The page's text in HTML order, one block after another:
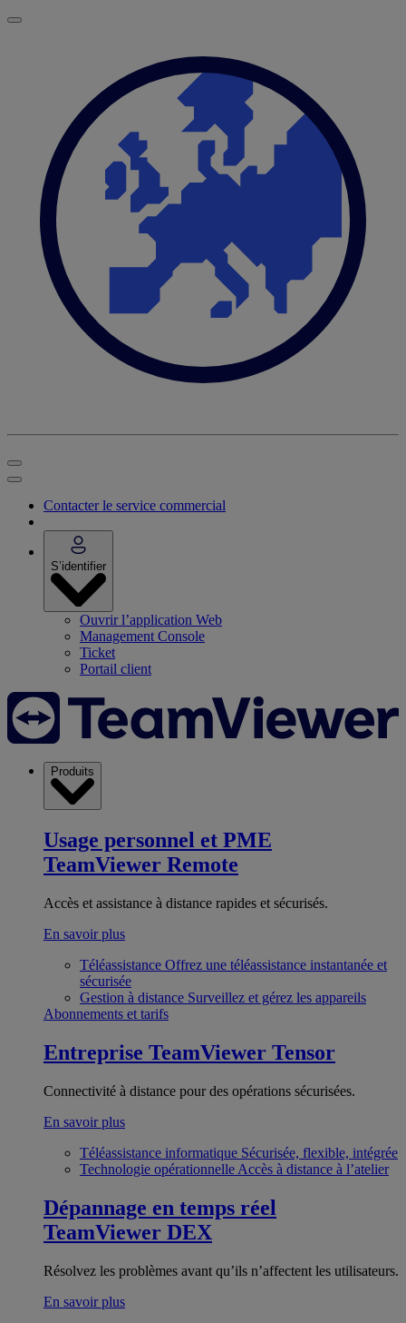
Contacter le service commercial
S’identifier
Ouvrir l’application Web
Management Console
Ticket
Portail client
Produits
Usage personnel et PME
TeamViewer Remote
Accès et assistance à distance rapides et sécurisés.
En savoir plus
Téléassistance Offrez une téléassistance instantanée et
sécurisée
Gestion à distance Surveillez et gérez les appareils
Abonnements et tarifs
Entreprise TeamViewer Tensor
Connectivité à distance pour des opérations sécurisées.
En savoir plus
Téléassistance informatique Sécurisée, flexible, intégrée
Technologie opérationnelle Accès à distance à l’atelier
Dépannage en temps réel
TeamViewer DEX
Résolvez les problèmes avant qu’ils n’affectent les utilisateurs.
En savoir plus